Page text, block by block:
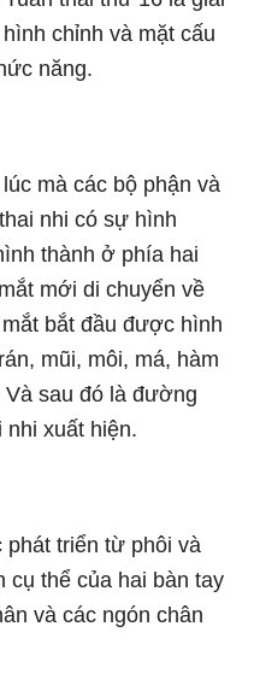
chỉnh và mặt cấu
năng.
mà các bộ phận và
nhi có sự hình
thành ở phía hai
mới di chuyển về
bắt đầu được hình
mũi, môi, má, hàm
sau đó là đường
xuất hiện.
phát triển từ phôi và
cụ thể của hai bàn tay
và các ngón chân